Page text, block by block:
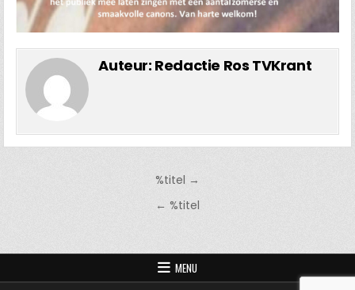
Auteur: Redactie Ros TVKrant
%titel →
← %titel
MENU